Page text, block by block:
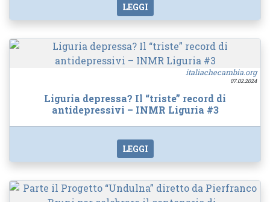
LEGGI
italiachecambia.org
07.02.2024
Liguria depressa? Il “triste” record di
antidepressivi – INMR Liguria #3
LEGGI